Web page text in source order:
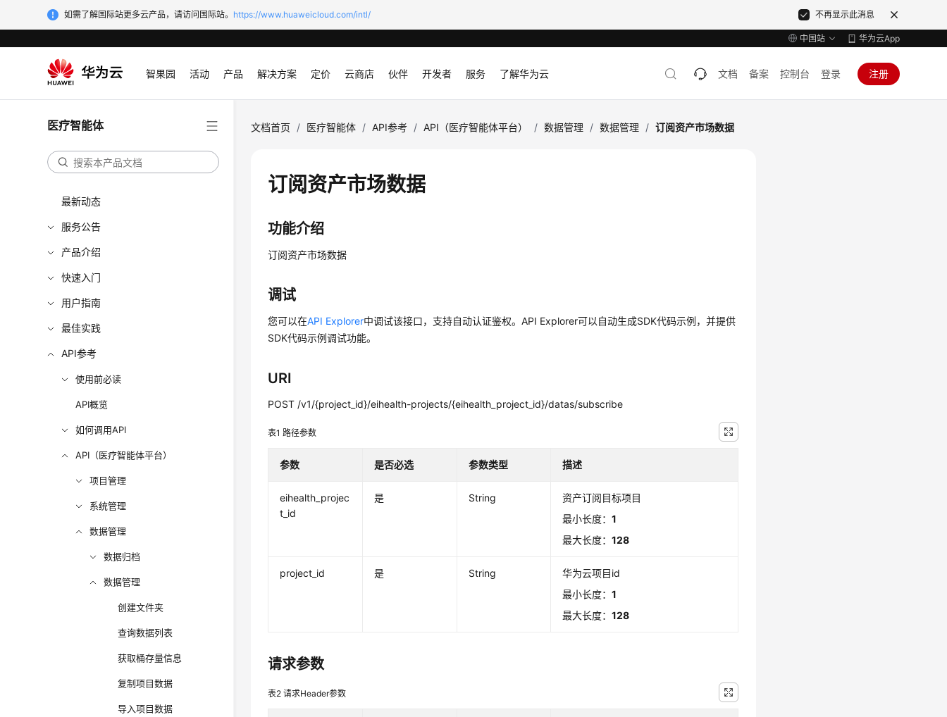
如需了解国际站更多云产品，请访问国际站。 https://www.huaweicloud.com/intl/ 不再显示此消息
中国站 华为云App
智果园 活动 产品 解决方案 定价 云商店 伙伴 开发者 服务 了解华为云 文档 备案 控制台 登录 注册
医疗智能体
最新动态
服务公告
产品介绍
快速入门
用户指南
最佳实践
API参考
使用前必读
API概览
如何调用API
API（医疗智能体平台）
项目管理
系统管理
数据管理
数据归档
数据管理
创建文件夹
查询数据列表
获取桶存量信息
复制项目数据
导入项目数据
文档首页 / 医疗智能体 / API参考 / API（医疗智能体平台） / 数据管理 / 数据管理 / 订阅资产市场数据
订阅资产市场数据
功能介绍
订阅资产市场数据
调试
您可以在API Explorer中调试该接口，支持自动认证鉴权。API Explorer可以自动生成SDK代码示例，并提供
SDK代码示例调试功能。
URI
POST /v1/{project_id}/eihealth-projects/{eihealth_project_id}/datas/subscribe
表1路径参数
参数 是否必选 参数类型 描述
eihealth_projec
t_id
是 String
资产订阅目标项目
最小长度：1
最大长度：128
project_id 是 String
华为云项目id
最小长度：1
最大长度：128
请求参数
表2请求Header参数